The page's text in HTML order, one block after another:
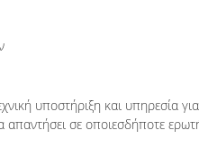
υποστήριξη και υπηρεσία
απαντήσει σε οποιεσδήποτε